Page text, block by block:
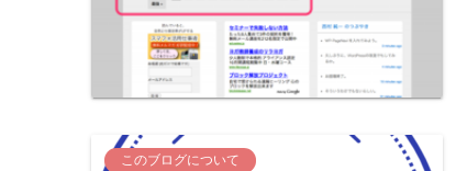
このブログについて